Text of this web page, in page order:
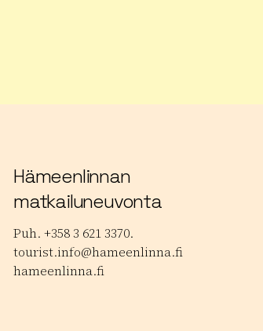
Hämeenlinnan
matkailuneuvonta
Puh. +358 3 621 3370.
tourist.info@hameenlinna.fi
hameenlinna.fi